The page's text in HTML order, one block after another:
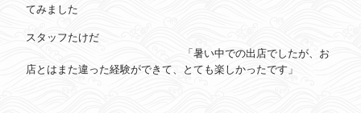
てみました
スタッフたけだ
「暑い中での出店でしたが、お
店とはまた違った経験ができて、とても楽しかったです」